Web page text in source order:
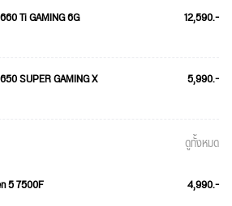
Ti GAMING 6G 12,590.-
SUPER GAMING X 5,990.-
ดูทั้งหมด
5 7500F 4,990.-